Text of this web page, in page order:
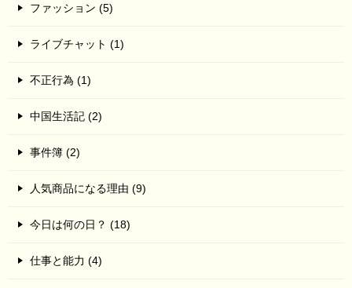
ファッション (5)
ライブチャット (1)
不正行為 (1)
中国生活記 (2)
事件簿 (2)
人気商品になる理由 (9)
今日は何の日？ (18)
仕事と能力 (4)